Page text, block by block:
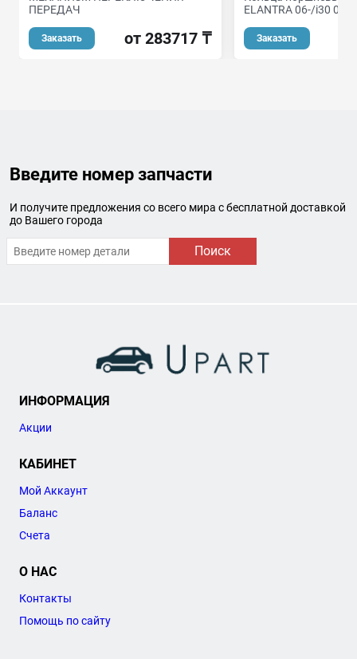
ПЕРЕДАЧ
Заказать от 283717 ₸
ELANTRA 06-/i30 07-/
Заказать
Введите номер запчасти
И получите предложения со всего мира с бесплатной доставкой
до Вашего города
Поиск
ИНФОРМАЦИЯ
Акции
КАБИНЕТ
Мой Аккаунт
Баланс
Счета
О НАС
Контакты
Помощь по сайту